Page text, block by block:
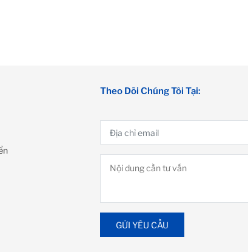
Theo Dõi Chúng Tôi Tại:
GỬI YÊU CẦU